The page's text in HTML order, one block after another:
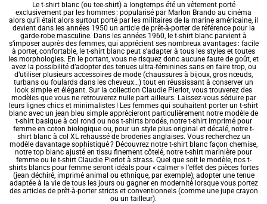
Le t-shirt blanc (ou tee-shirt) a longtemps été un vêtement porté
exclusivement par les hommes : popularisé par Marlon Brando au cinéma
alors qu’il était alors surtout porté par les militaires de la marine américaine, il
devient dans les années 1950 un article de prêt-à-porter de référence pour la
garde-robe masculine. Dans les années 1960, le t-shirt blanc parvient à
s’imposer auprès des femmes, qui apprécient ses nombreux avantages : facile
à porter, confortable, le t-shirt blanc peut s’adapter à tous les styles et toutes
les morphologies. En le portant, vous ne risquez donc aucune faute de goût, et
avez la possibilité d’adopter des tenues ultra-féminines sans en faire trop, ou
d’utiliser plusieurs accessoires de mode (chaussures à bijoux, gros nœuds,
turbans ou foulards dans les cheveux…) tout en réussissant à conserver un
look simple et élégant. Sur la collection Claudie Pierlot, vous trouverez des
modèles que vous ne retrouverez nulle part ailleurs. Laissez-vous séduire par
leurs lignes chics et minimalistes ! Les femmes qui souhaitent porter un t-shirt
blanc avec un jean bleu simple apprécieront particulièrement notre modèle de
t-shirt basique à col rond ou nos t-shirts brodés, notre t-shirt imprimé pour
femme en coton biologique ou, pour un style plus original et décalé, notre t-
shirt blanc à col XL rehaussé de broderies anglaises. Vous recherchez un
modèle davantage sophistiqué ? Découvrez notre t-shirt blanc façon chemise,
notre top blanc ajusté en tissu finement côtelé, notre t-shirt marinière pour
femmeou le t-shirt Claudie Pierlot à strass. Quel que soit le modèle, nos t-
shirts blancs pour femme seront idéals pour « calmer » l’effet des pièces fortes
(jean déchiré, imprimé animal ou ethnique, par exemple), adopter une tenue
adaptée à la vie de tous les jours ou gagner en modernité lorsque vous portez
des articles de prêt-à-porter stricts et conventionnels (comme une jupe crayon
ou un tailleur).